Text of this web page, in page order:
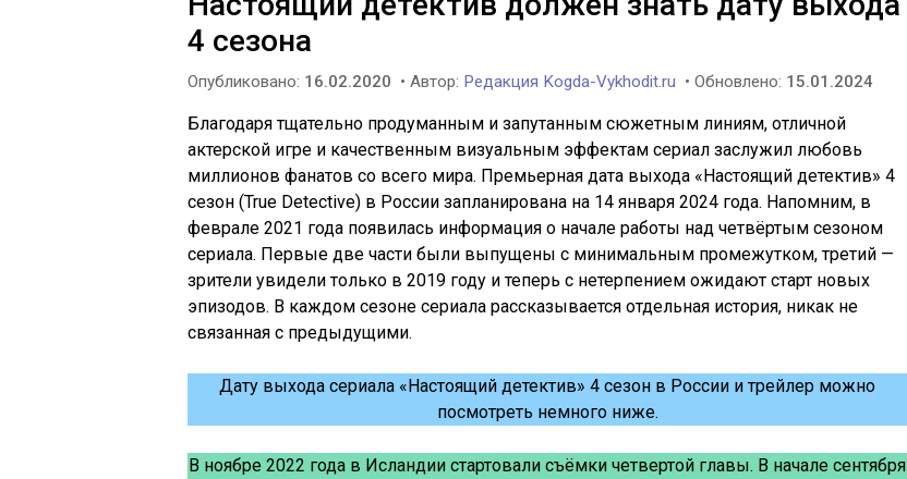
4 сезона
Опубликовано: 16.02.2020 • Автор: Редакция Kogda-Vykhodit.ru • Обновлено: 15.01.2024
Благодаря тщательно продуманным и запутанным сюжетным линиям, отличной
актерской игре и качественным визуальным эффектам сериал заслужил любовь
миллионов фанатов со всего мира. Премьерная дата выхода «Настоящий детектив» 4
сезон (True Detective) в России запланирована на 14 января 2024 года. Напомним, в
феврале 2021 года появилась информация о начале работы над четвёртым сезоном
сериала. Первые две части были выпущены с минимальным промежутком, третий —
зрители увидели только в 2019 году и теперь с нетерпением ожидают старт новых
эпизодов. В каждом сезоне сериала рассказывается отдельная история, никак не
связанная с предыдущими.
Дату выхода сериала «Настоящий детектив» 4 сезон в России и трейлер можно
посмотреть немного ниже.
В ноябре 2022 года в Исландии стартовали съёмки четвертой главы. В начале сентября